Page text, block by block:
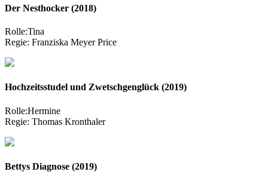
Der Nesthocker (2018)
Rolle:Tina
Regie: Franziska Meyer Price
Hochzeitsstudel und Zwetschgenglück (2019)
Rolle:Hermine
Regie: Thomas Kronthaler
Bettys Diagnose (2019)